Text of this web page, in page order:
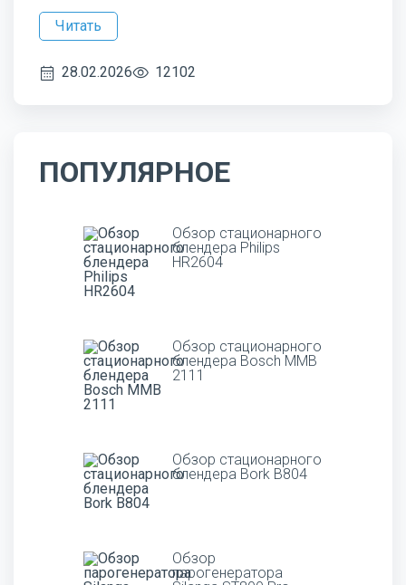
Читать
28.02.2026 12102
ПОПУЛЯРНОЕ
Обзор стационарного
блендера Philips
HR2604
Обзор стационарного
блендера Bosch MMB
2111
Обзор стационарного
блендера Bork B804
Обзор
парогенератора